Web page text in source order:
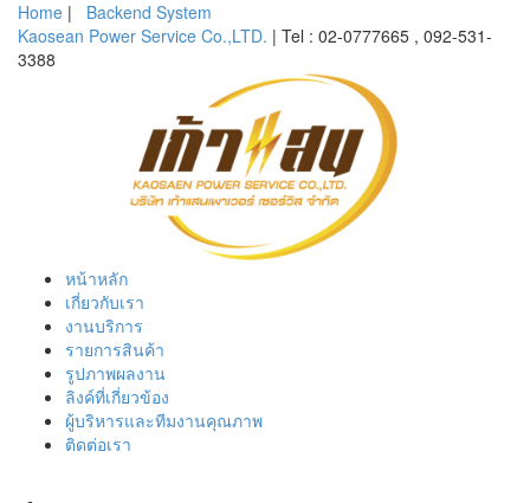
Home | Backend System
Kaosean Power Service Co.,LTD. | Tel : 02-0777665 , 092-531-
3388
หน้าหลัก
เกี่ยวกับเรา
งานบริการ
รายการสินค้า
รูปภาพผลงาน
ลิงค์ที่เกี่ยวข้อง
ผู้บริหารและทีมงานคุณภาพ
ติดต่อเรา